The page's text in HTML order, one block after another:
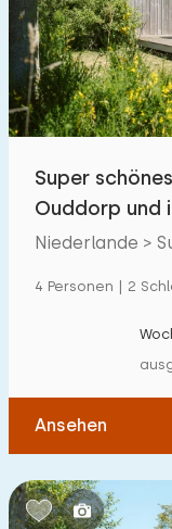
Super
Ouddorp und
Niederlande >
4 Personen | 2
Ansehen